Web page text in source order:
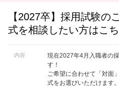
【2027卒】採用試験の
式を相談したい方はこ
内容
現在2027年4月入職者の
す！
ご希望に合わせて「対面
式をお選びいただけます。